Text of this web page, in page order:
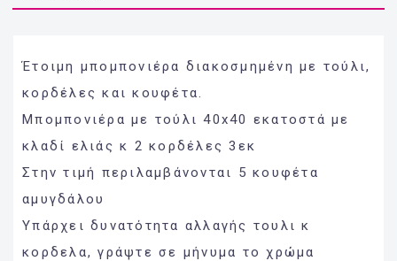
Έτοιμη μπομπονιέρα διακοσμημένη με τούλι,
κορδέλες και κουφέτα.
Μπομπονιέρα με τούλι 40x40 εκατοστά με
κλαδί ελιάς κ 2 κορδέλες 3εκ
Στην τιμή περιλαμβάνονται 5 κουφέτα
αμυγδάλου
Υπάρχει δυνατότητα αλλαγής τουλι κ
κορδελα, γράψτε σε μήνυμα το χρώμα